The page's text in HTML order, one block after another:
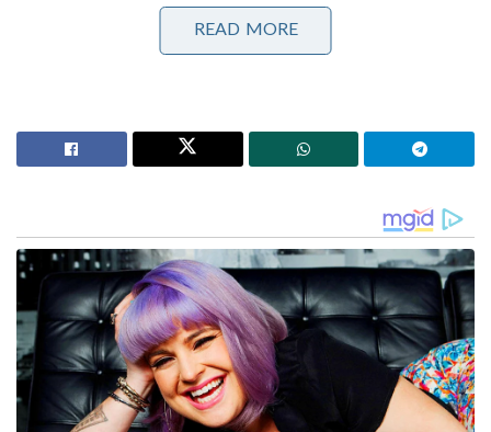
(String of Pearls) ഭാഗമായാണ് ദേശീയ സുരക്ഷാ
നിരീക്ഷകർ ഇതിനെ വിലയിരുത്തുന്നത്.
മധ്യപൂർവേഷ്യയിൽ പുതിയ ‘ഇസ്ലാമിക് നാറ്റോ’?
‘പാകിസ്താനിൽ വീണ്ടും സൈനിക അട്ടിമറിക്ക്
കളമൊരുങ്ങുന്നു; ഷെഹ്ബാസ് ഷെരീഫ് പുറത്തേക്ക്!’:
ആസിം മുനീർ സർവ്വാധികാരിയാകും
ചൈനയുടെ വിഖ്യാതമായ ചെങ്ദു ജെ-10സി
വിമാനത്തിന്റെ അത്യാധുനിക കയറ്റുമതി പതിപ്പായ
ജെ-10 സിഇ (J-10CE), നിലവിൽ ഭാരതത്തിന്റെ
READ MORE